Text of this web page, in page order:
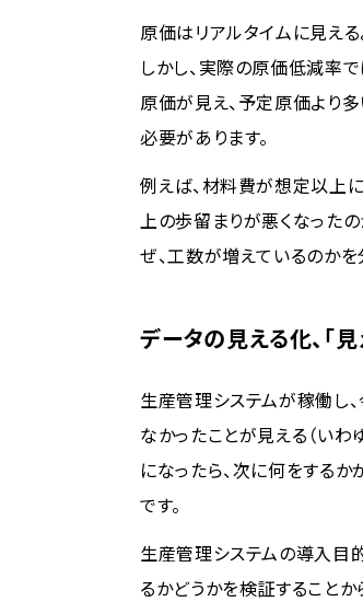
原価はリアルタイムに見え
しかし、実際の原価低減率
原価が見え、予定原価より
必要があります。
例えば、材料費が想定以上
上の歩留まりが悪くなった
ぜ、工数が増えているのかを
データの見える化、「
生産管理システムが稼働し
なかったことが見える（いわ
になったら、次に何をするか
です。
生産管理システムの導入目
るかどうかを検証することか